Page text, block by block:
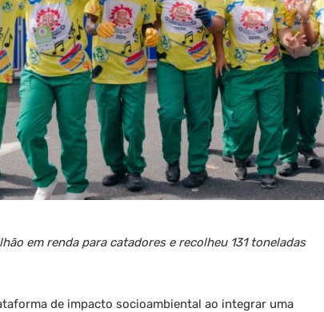
em renda para catadores e recolheu 131 toneladas
de impacto socioambiental ao integrar uma